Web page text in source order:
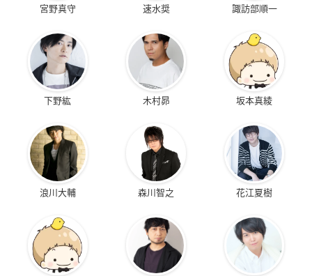
宮野真守 速水奨 諏訪部順一
下野紘 木村昴 坂本真綾
浪川大輔 森川智之 花江夏樹